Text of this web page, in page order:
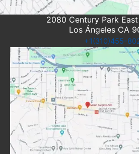
2080 Century Park
Los Ángeles CA
+1(310)455-